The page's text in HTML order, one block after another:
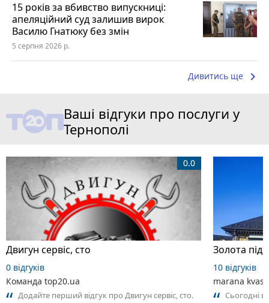
15 років за вбивство випускниці:
апеляційний суд залишив вирок
Василю Гнатюку без змін
5 серпня 2026 р.
Дивитись ще keyboard_arrow_right
Ваші відгуки про послуги у
Тернополі
Двигун сервіс, сто
0.0
0 відгуків
Команда top20.ua
Додайте перший відгук про Двигун сервіс, сто.
10 відгуків
marana
Сьогодні